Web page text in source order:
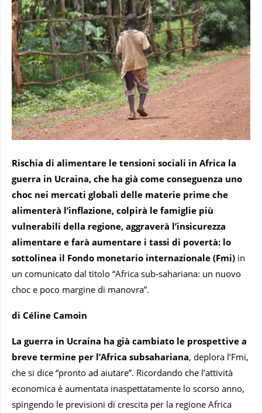
Rischia di alimentare le tensioni sociali in Africa la
guerra in Ucraina, che ha già come conseguenza uno
choc nei mercati globali delle materie prime che
alimenterà l’inflazione, colpirà le famiglie più
vulnerabili della regione, aggraverà l’insicurezza
alimentare e farà aumentare i tassi di povertà: lo
sottolinea il Fondo monetario internazionale (Fmi) in
un comunicato dal titolo “Africa sub-sahariana: un nuovo
choc e poco margine di manovra”.
di Céline Camoin
La guerra in Ucraina ha già cambiato le prospettive a
breve termine per l’Africa subsahariana, deplora l’Fmi,
che si dice “pronto ad aiutare”. Ricordando che l’attività
economica è aumentata inaspettatamente lo scorso anno,
spingendo le previsioni di crescita per la regione Africa